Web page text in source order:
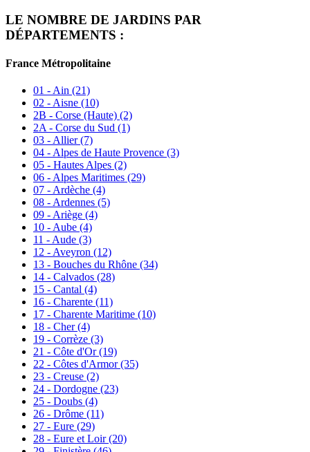
LE NOMBRE DE JARDINS PAR
DÉPARTEMENTS :
France Métropolitaine
01 - Ain (21)
02 - Aisne (10)
2B - Corse (Haute) (2)
2A - Corse du Sud (1)
03 - Allier(7)
04 - Alpes de Haute Provence (3)
05 - Hautes Alpes (2)
06 - Alpes Maritimes (29)
07 - Ardèche (4)
08 - Ardennes (5)
09 - Ariège (4)
10 - Aube (4)
11 - Aude (3)
12 - Aveyron (12)
13 - Bouches du Rhône (34)
14 - Calvados (28)
15 - Cantal (4)
16 - Charente (11)
17 - Charente Maritime (10)
18 - Cher(4)
19 - Corrèze (3)
21 - Côte d'Or(19)
22 - Côtes d'Armor(35)
23 - Creuse (2)
24 - Dordogne (23)
25 - Doubs (4)
26 - Drôme (11)
27 - Eure (29)
28 - Eure et Loir(20)